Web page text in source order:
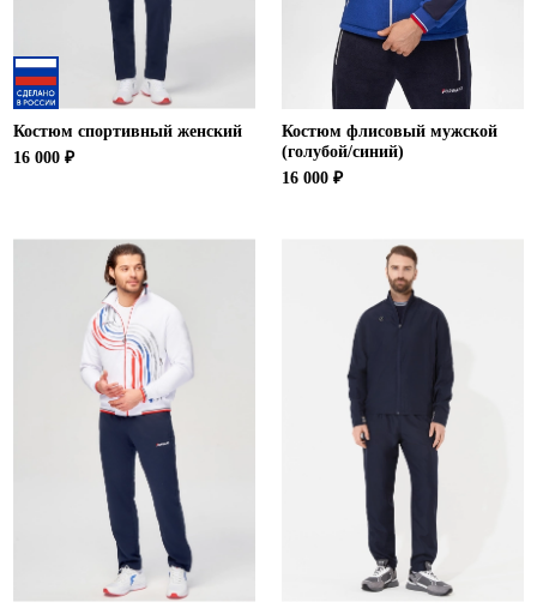
Костюм спортивный женский
16 000 ₽
Костюм флисовый мужской
(голубой/синий)
16 000 ₽